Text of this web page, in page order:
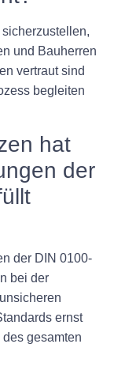
und Bauherren
vertraut sind
begleiten
hat
der
der DIN 0100-
bei der
ernst
gesamten